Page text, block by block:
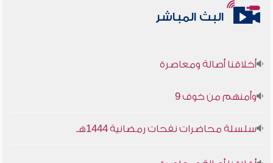
البث المباشر
أخلاقنا أصالة ومعاصرة
وأمنهم من خوف 9
أخلاقنا أصالة ومعاصرة